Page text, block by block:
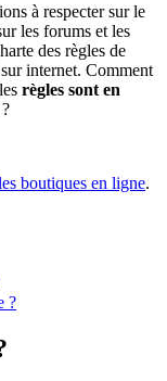
à respecter sur le
les forums et les
des règles de
internet. Comment
règles sont en
?
boutiques en ligne.
?